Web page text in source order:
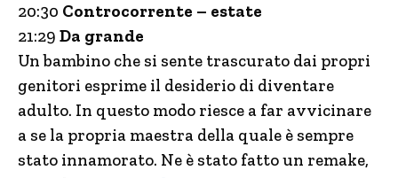
20:30 Controcorrente – estate
21:29 Da grande
Un bambino che si sente trascurato dai propri
genitori esprime il desiderio di diventare
adulto. In questo modo riesce a far avvicinare
a se la propria maestra della quale è sempre
stato innamorato. Ne è stato fatto un remake,